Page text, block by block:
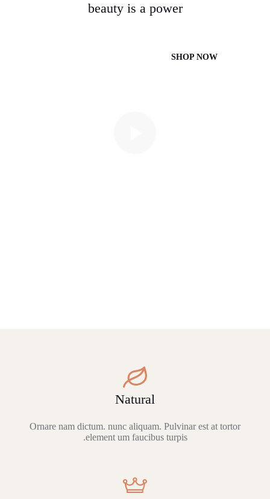
beauty is a power
SHOP NOW
Natural
Ornare nam dictum. nunc aliquam. Pulvinar est at tortor
element um faucibus turpis.